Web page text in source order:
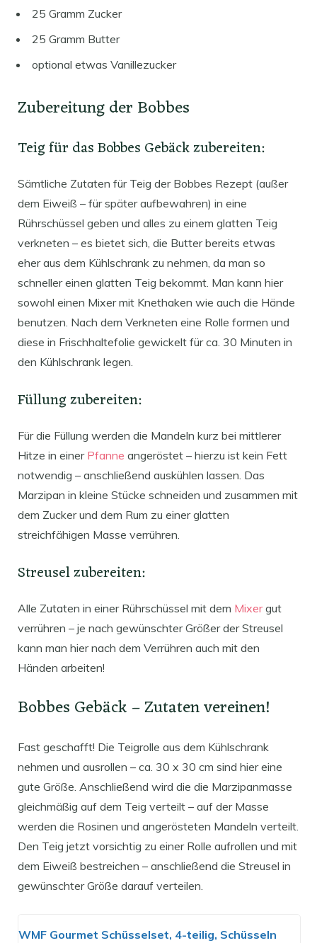
25 Gramm Zucker
25 Gramm Butter
optional etwas Vanillezucker
Zubereitung der Bobbes
Teig für das Bobbes Gebäck zubereiten:
Sämtliche Zutaten für Teig der Bobbes Rezept (außer
dem Eiweiß – für später aufbewahren) in eine
Rührschüssel geben und alles zu einem glatten Teig
verkneten – es bietet sich, die Butter bereits etwas
eher aus dem Kühlschrank zu nehmen, da man so
schneller einen glatten Teig bekommt. Man kann hier
sowohl einen Mixer mit Knethaken wie auch die Hände
benutzen. Nach dem Verkneten eine Rolle formen und
diese in Frischhaltefolie gewickelt für ca. 30 Minuten in
den Kühlschrank legen.
Füllung zubereiten:
Für die Füllung werden die Mandeln kurz bei mittlerer
Hitze in einer Pfanne angeröstet – hierzu ist kein Fett
notwendig – anschließend auskühlen lassen. Das
Marzipan in kleine Stücke schneiden und zusammen mit
dem Zucker und dem Rum zu einer glatten
streichfähigen Masse verrühren.
Streusel zubereiten:
Alle Zutaten in einer Rührschüssel mit dem Mixergut
verrühren – je nach gewünschter Größer der Streusel
kann man hier nach dem Verrühren auch mit den
Händen arbeiten!
Bobbes Gebäck – Zutaten vereinen!
Fast geschafft! Die Teigrolle aus dem Kühlschrank
nehmen und ausrollen – ca. 30 x 30 cm sind hier eine
gute Größe. Anschließend wird die die Marzipanmasse
gleichmäßig auf dem Teig verteilt – auf der Masse
werden die Rosinen und angerösteten Mandeln verteilt.
Den Teig jetzt vorsichtig zu einer Rolle aufrollen und mit
dem Eiweiß bestreichen – anschließend die Streusel in
gewünschter Größe darauf verteilen.
WMF Gourmet Schüsselset, 4-teilig, Schüsseln